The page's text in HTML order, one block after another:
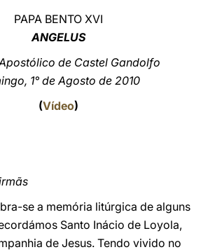
LATINE
PAPA BENTO XVI
ANGELUS
de Castel Gandolfo
1° de Agosto de 2010
(Vídeo)
se a memória litúrgica de alguns
Santo Inácio de Loyola,
de Jesus. Tendo vivido no